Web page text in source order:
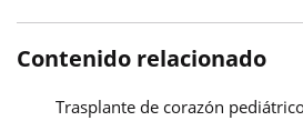
Contenido relacionado
Trasplante de corazón